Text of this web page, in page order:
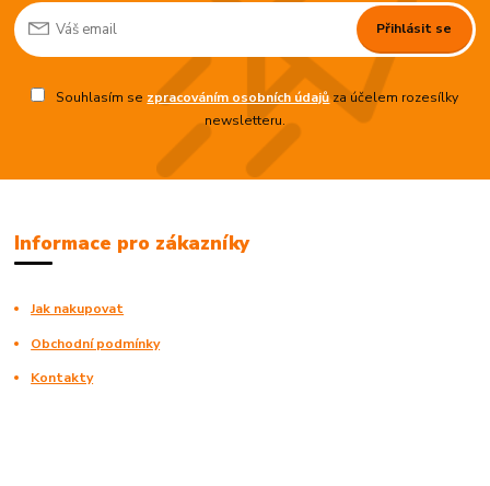
Přihlásit se
Souhlasím se zpracováním osobních údajůza účelem rozesílky
newsletteru.
Informace pro zákazníky
Jak nakupovat
Obchodní podmínky
Kontakty